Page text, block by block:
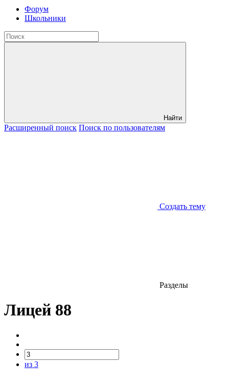
Форум
Школьники
Найти
Расширенный поиск Поиск по пользователям
Создать тему
Разделы
Лицей 88
из 3